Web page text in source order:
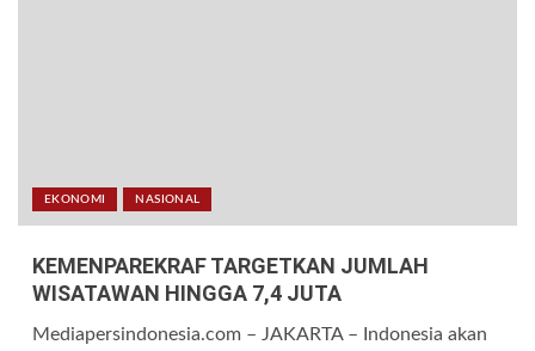
EKONOMI NASIONAL
KEMENPAREKRAF TARGETKAN JUMLAH
WISATAWAN HINGGA 7,4 JUTA
Mediapersindonesia.com – JAKARTA – Indonesia akan